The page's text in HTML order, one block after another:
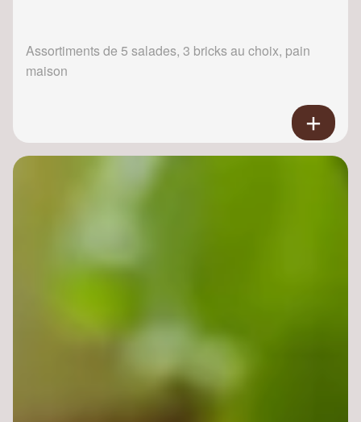
Assortiments de 5 salades, 3 bricks au choix, pain
maison